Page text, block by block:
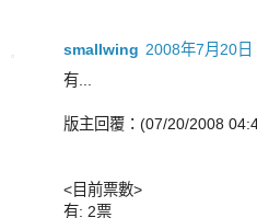
smallwing 2008年7月20日
有...
版主回覆：(07/20/2008
<目前票數>
有: 2票